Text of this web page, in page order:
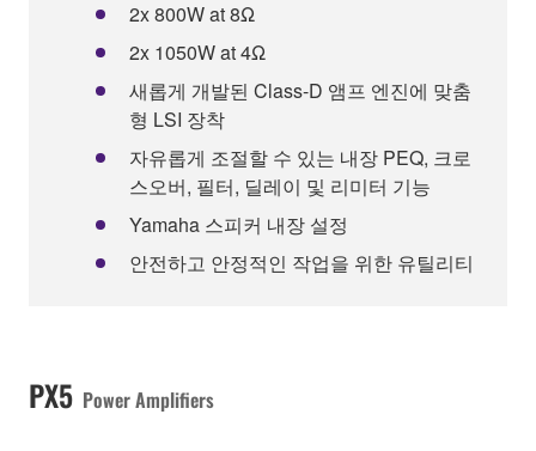
2x 800W at 8Ω
2x 1050W at 4Ω
새롭게 개발된 Class-D 앰프 엔진에 맞춤
형 LSI 장착
자유롭게 조절할 수 있는 내장 PEQ, 크로
스오버, 필터, 딜레이 및 리미터 기능
Yamaha 스피커 내장 설정
안전하고 안정적인 작업을 위한 유틸리티
PX5 Power Amplifiers